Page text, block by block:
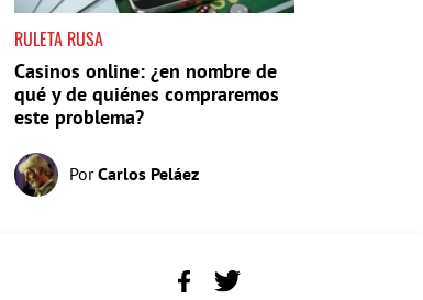
RULETA RUSA
Casinos online: ¿en nombre de
qué y de quiénes compraremos
este problema?
PorCarlos Peláez